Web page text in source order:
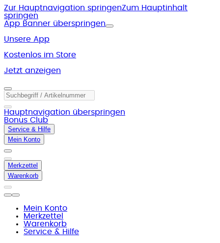
Zur Hauptnavigation springenZum Hauptinhalt
springen
App Banner überspringen
Unsere App
Kostenlos im Store
Jetzt anzeigen
Hauptnavigation überspringen
Bonus Club
Service & Hilfe
Mein Konto
Merkzettel
Warenkorb
Mein Konto
Merkzettel
Warenkorb
Service & Hilfe